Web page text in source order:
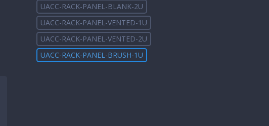
UACC-RACK-PANEL-BLANK-2U
UACC-RACK-PANEL-VENTED-1U
UACC-RACK-PANEL-VENTED-2U
UACC-RACK-PANEL-BRUSH-1U